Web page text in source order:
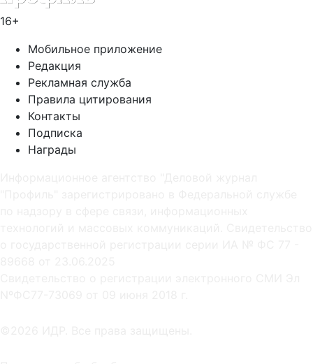
16+
Мобильное приложение
Редакция
Рекламная служба
Правила цитирования
Контакты
Подписка
Награды